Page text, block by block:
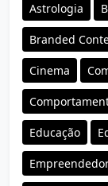
Astrologia
Branded
Cinema
Educação